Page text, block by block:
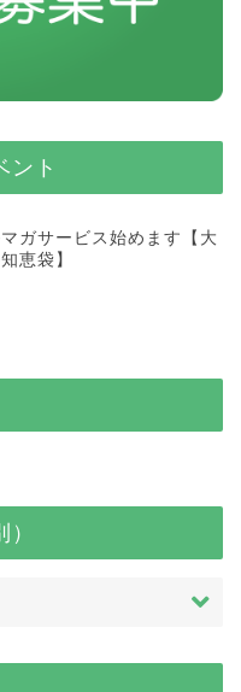
ント
ガサービス始めます【大
恵袋】